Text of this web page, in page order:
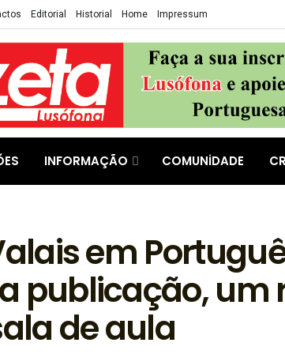
Editorial Historial Home Impressum
INFORMAÇÃO COMUNIDADE
em
publicação, um
de aula